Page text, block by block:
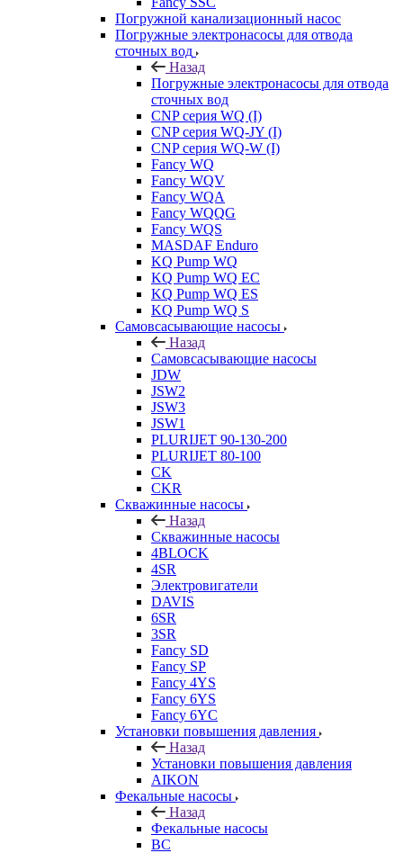
Погружной канализационный насос
Погружные электронасосы для отвода
сточных вод
Назад
Погружные электронасосы для отвода
сточных вод
CNP серия WQ (I)
CNP серия WQ-JY (I)
CNP серия WQ-W (I)
Fancy WQ
Fancy WQV
Fancy WQA
Fancy WQQG
Fancy WQS
MASDAF Enduro
KQ Pump WQ
KQ Pump WQ EC
KQ Pump WQ ES
KQ Pump WQ S
Самовсасывающие насосы
Назад
Самовсасывающие насосы
JDW
JSW2
JSW3
JSW1
PLURIJET 90-130-200
PLURIJET 80-100
CK
CKR
Скважинные насосы
Назад
Скважинные насосы
4BLOCK
4SR
Электровигатели
DAVIS
6SR
3SR
Fancy SD
Fancy SP
Fancy 4YS
Fancy 6YS
Fancy 6YC
Установки повышения давления
Назад
Установки повышения давления
AIKON
Фекальные насосы
Назад
Фекальные насосы
BC